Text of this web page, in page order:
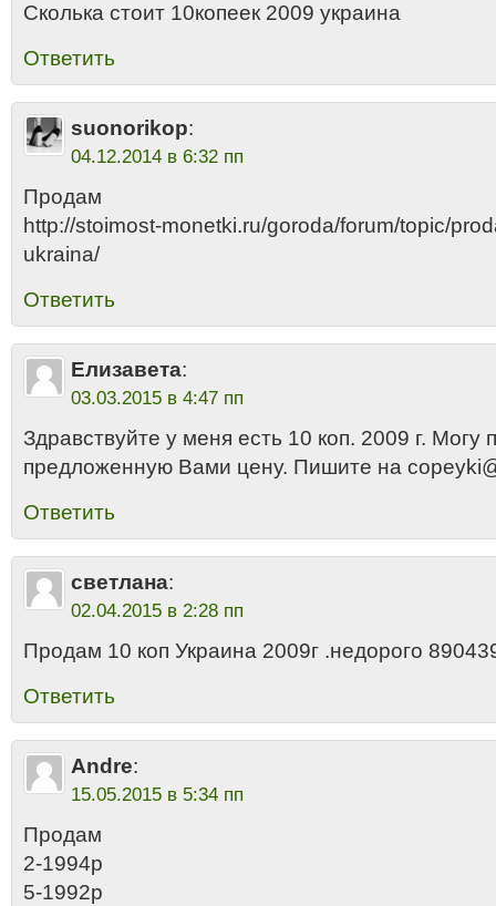
Сколька стоит 10копеек 2009 украина
Ответить
suonorikop:
04.12.2014 в 6:32 пп
Продам
http://stoimost-monetki.ru/goroda/forum/topic/
ukraina/
Ответить
Елизавета:
03.03.2015 в 4:47 пп
Здравствуйте у меня есть 10 коп. 2009 г. Могу
предложенную Вами цену. Пишите на
Ответить
светлана:
02.04.2015 в 2:28 пп
Продам 10 коп Украина 2009г .недорого
Ответить
Andre:
15.05.2015 в 5:34 пп
Продам
2-1994р
5-1992р